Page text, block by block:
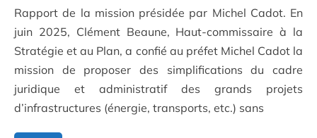
Rapport de la mission présidée par Michel Cadot. En
juin 2025, Clément Beaune, Haut-commissaire à la
Stratégie et au Plan, a confié au préfet Michel Cadot la
mission de proposer des simplifications du cadre
juridique et administratif des grands projets
d’infrastructures (énergie, transports, etc.) sans